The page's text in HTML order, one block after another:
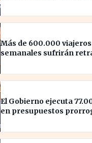
Más de 600.000 viajeros
semanales sufrirán
El Gobierno ejecuta
en presupuestos